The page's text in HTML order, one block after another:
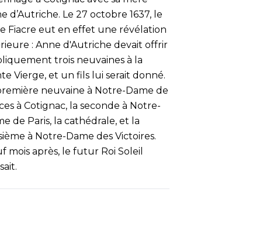
d’Autriche. Le 27 octobre 1637, le
Fiacre eut en effet une révélation
: Anne d'Autriche devait offrir
trois neuvaines à la
Vierge, et un fils lui serait donné.
neuvaine à Notre-Dame de
à Cotignac, la seconde à Notre-
de Paris, la cathédrale, et la
à Notre-Dame des Victoires.
mois après, le futur Roi Soleil